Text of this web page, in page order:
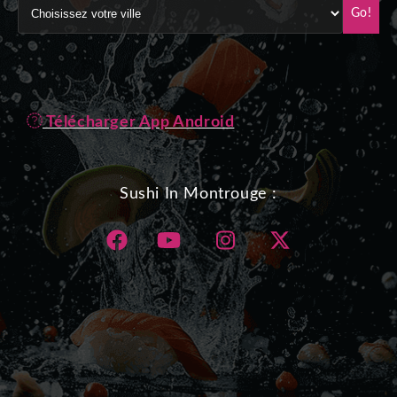
Go!
Télécharger App Android
Sushi In Montrouge :